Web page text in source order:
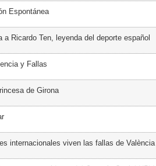
Espontánea
a Ricardo Ten, leyenda del deporte español
y Fallas
de Girona
internacionales viven las fallas de València